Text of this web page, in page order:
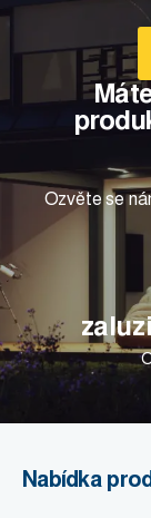
Ozvěte se
Nabídka